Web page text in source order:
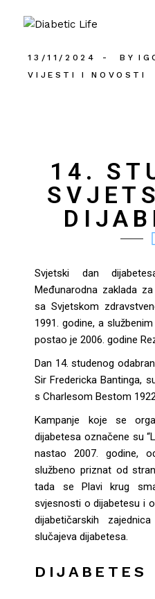
13/11/2024 BY
VIJESTI I NOVOSTI
14.
Svjetski dan
Međunarodna zaklada
sa Svjetskom
1991. godine, a
postao je 2006. godine
Dan 14. studenog
Sir Fredericka Bantinga,
s Charlesom Bestom
Kampanje koje se
dijabetesa označene su
nastao 2007. godine,
službeno priznat od
tada se Plavi krug
svjesnosti o dijabetesu i
dijabetičarskih
slučajeva dijabetesa.
DIJABETES